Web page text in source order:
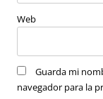
Web
Guarda mi
navegador para la